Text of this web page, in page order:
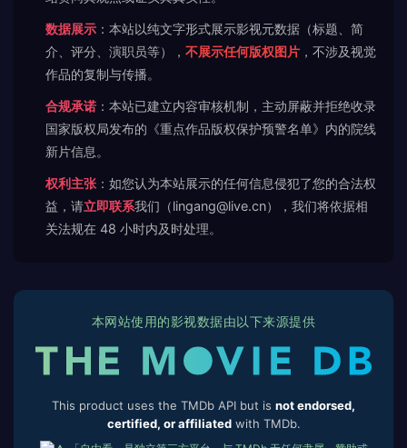
数据展示 ：本站以纯文字形式展示影视元数据（标题、简
介、评分、演职员等）， 不展示任何版权图片 ，不涉及视觉
作品的复制与传播。
合规承诺 ：本站已建立内容审核机制，主动屏蔽并拒绝收录
国家版权局发布的《重点作品版权保护预警名单》内的院线
新片信息。
权利主张 ：如您认为本站展示的任何信息侵犯了您的合法权
益，请立即联系我们（lingang@live.cn），我们将依据相
关法规在 48 小时内及时处理。
本网站使用的影视数据由以下来源提供
This product uses the TMDb API but is not endorsed,
certified, or affiliatedwith TMDb.